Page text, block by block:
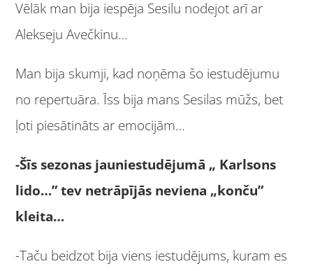
Vēlāk man bija iespēja Sesilu nodejot arī ar
Alekseju Avečkinu…
Man bija skumji, kad noņēma šo iestudējumu
no repertuāra. Īss bija mans Sesilas mūžs, bet
ļoti piesātināts ar emocijām…
-Šīs sezonas jauniestudējumā „ Karlsons
lido…” tev netrāpījās neviena „konču”
kleita…
-Taču beidzot bija viens iestudējums, kuram es